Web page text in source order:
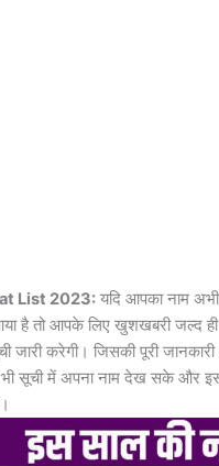
List 2023: यदि आपका नाम
है तो आपके लिए खुशखबरी जल्द
जारी करेगी। जिसकी पूरी
सूची में अपना नाम देख सके और